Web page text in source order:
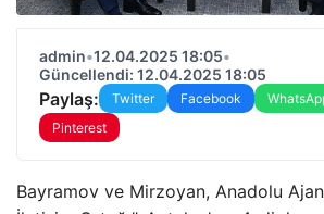
admin•12.04.2025 18:05•
Güncellendi: 12.04.2025 18:05
Paylaş: Twitter Facebook
Pinterest
Bayramov ve Mirzoyan, Anadolu